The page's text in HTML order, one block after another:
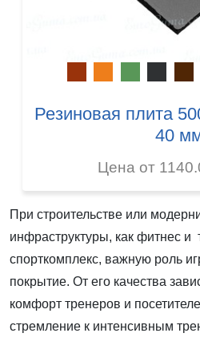
Резиновая плита
40
Цена от
При строительстве или
инфраструктуры, как фитнес и
спорткомплекс, важную роль
покрытие. От его качества
комфорт тренеров и
стремление к интенсивным